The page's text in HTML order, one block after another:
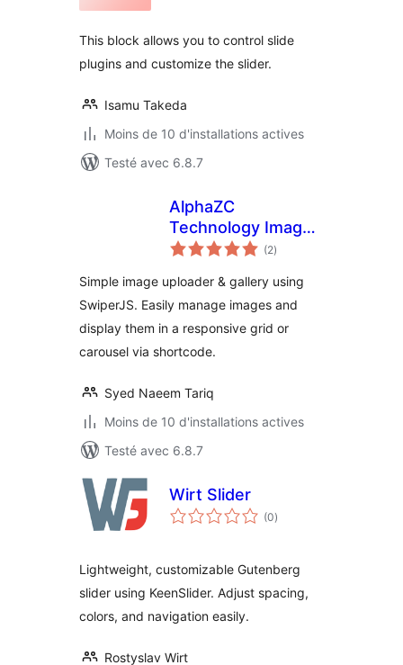
This block allows you to control slide
plugins and customize the slider.
Isamu Takeda
Moins de 10 d'installations actives
Testé avec 6.8.7
AlphaZC
Technology Image
Gallery
(2notes
en
)
Simple image uploader & gallery using
SwiperJS. Easily manage images and
display them in a responsive grid or
carousel via shortcode.
Syed Naeem Tariq
Moins de 10 d'installations actives
Testé avec 6.8.7
Wirt Slider
(0notes
en
)
Lightweight, customizable Gutenberg
slider using KeenSlider. Adjust spacing,
colors, and navigation easily.
Rostyslav Wirt